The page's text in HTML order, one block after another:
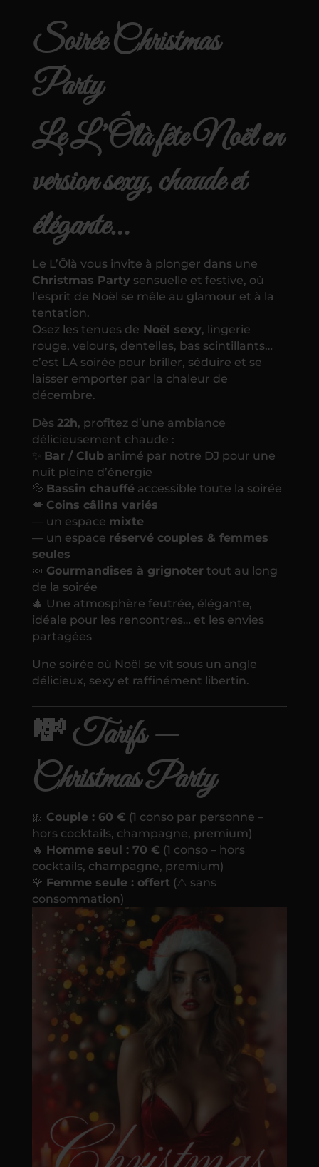
Soirée Christmas
Party
Le L’Ôlà fête Noël en
version sexy, chaude et
élégante…
Le L’Ôlà vous invite à plonger dans une
Christmas Party sensuelle et festive, où
l’esprit de Noël se mêle au glamour et à la
tentation.
Osez les tenues de Noël sexy, lingerie
rouge, velours, dentelles, bas scintillants…
c’est LA soirée pour briller, séduire et se
laisser emporter par la chaleur de
décembre.
Dès 22h, profitez d’une ambiance
délicieusement chaude :
✨ Bar / Clubanimé par notre DJ pour une
nuit pleine d’énergie
💦 Bassin chaufféaccessible toute la soirée
💋 Coins câlins variés
— un espace mixte
— un espace réservé couples & femmes
seules
🍬 Gourmandises à grignotertout au long
de la soirée
🎄 Une atmosphère feutrée, élégante,
idéale pour les rencontres… et les envies
partagées
Une soirée où Noël se vit sous un angle
délicieux, sexy et raffinément libertin.
💸 Tarifs —
Christmas Party
🎀 Couple : 60 € (1 conso par personne –
hors cocktails, champagne, premium)
🔥 Homme seul : 70 € (1 conso – hors
cocktails, champagne, premium)
🌹 Femme seule : offert (⚠️ sans
consommation)